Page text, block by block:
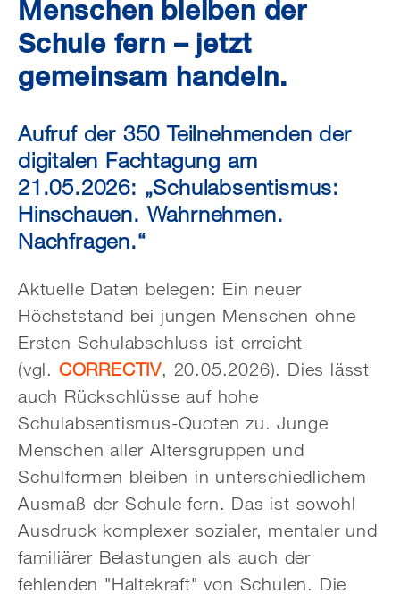
Menschen bleiben der
Schule fern – jetzt
gemeinsam handeln.
Aufruf der 350 Teilnehmenden der
digitalen Fachtagung am
21.05.2026: „Schulabsentismus:
Hinschauen. Wahrnehmen.
Nachfragen.“
Aktuelle Daten belegen: Ein neuer
Höchststand bei jungen Menschen ohne
Ersten Schulabschluss ist erreicht
(vgl. CORRECTIV, 20.05.2026). Dies lässt
auch Rückschlüsse auf hohe
Schulabsentismus-Quoten zu. Junge
Menschen aller Altersgruppen und
Schulformen bleiben in unterschiedlichem
Ausmaß der Schule fern. Das ist sowohl
Ausdruck komplexer sozialer, mentaler und
familiärer Belastungen als auch der
fehlenden "Haltekraft" von Schulen. Die